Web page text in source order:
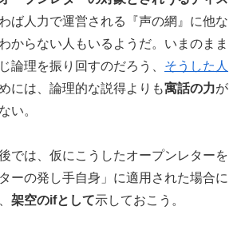
ば人力で運営される『声の網』に他な
からない人もいるようだ。いまのまま
論理を振り回すのだろう、 そうした人
には、論理的な説得よりも寓話の力が
い。
では、仮にこうしたオープンレターを
ーの発し手自身」に適用された場合に
架空のifとして示しておこう。